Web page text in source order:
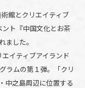
館とクリエイティブ
ト『中国文化とお茶
ました。
イティブアイランド
ラムの第１弾。「クリ
中之島周辺に位置する